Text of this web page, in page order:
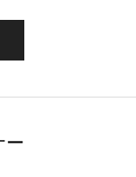
ー